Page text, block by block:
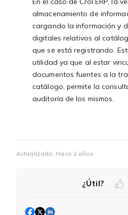
almacenamiento de
cargando la información y
digitales relativos al
que se está registrando.
utilidad ya que al estar
documentos fuentes a la
catálogo, permite la
auditoría de los mismos.
Actualizado: Hace 2 años
¿Útil?